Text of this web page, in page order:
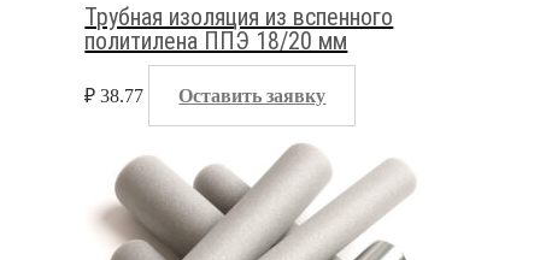
Трубная изоляция из вспенного
политилена ППЭ 18/20 мм
₽ 38.77 Оставить заявку